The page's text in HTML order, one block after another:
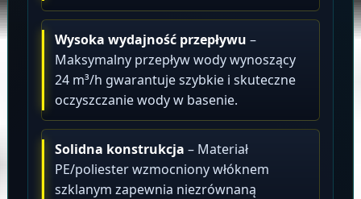
Wysoka wydajność przepływu –
Maksymalny przepływ wody wynoszący
24 m³/h gwarantuje szybkie i skuteczne
oczyszczanie wody w basenie.
Solidna konstrukcja – Materiał
PE/poliester wzmocniony włóknem
szklanym zapewnia niezrównaną